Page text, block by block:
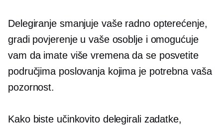
Delegiranje smanjuje vaše radno opterećenje,
gradi povjerenje u vaše osoblje i omogućuje
vam da imate više vremena da se posvetite
područjima poslovanja kojima je potrebna vaša
pozornost.
Kako biste učinkovito delegirali zadatke,